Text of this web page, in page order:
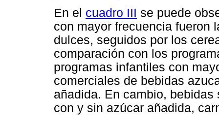
En el cuadro III se puede
con mayor frecuencia fueron
dulces, seguidos por los
comparación con los
programas infantiles con
comerciales de bebidas
añadida. En cambio,
con y sin azúcar añadida,